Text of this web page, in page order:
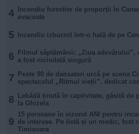
4
Incendiu forestier de proporții în
evacuate
5 Incendiu izbucnit într-o hală de pe
6
Filmul săptămânii: „Ziua adevărului”,
a fost niciodată singură
7
Peste 90 de dansatori urcă pe scena
spectacolul „Ritmul vieții”, dedicat
8
Lebădă ținută în captivitate, găsită de
la Ghizela
9
15 persoane în vizorul ANI pentru
de interese. Pe listă și un medic, fost
Timișoara